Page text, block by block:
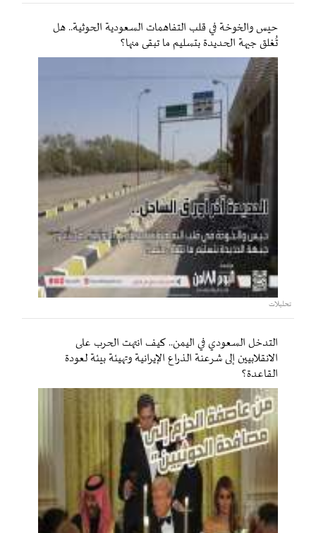
حيس والخوخة في قلب التفاهمات السعودية الحوثية.. هل
تُغلق جبهة الحديدة بتسليم ما تبقى منها؟
تحليلات
التدخل السعودي في اليمن.. كيف انتهت الحرب على
الانقلابيين إلى شرعنة الذراع الإيرانية وتهيئة بيئة لعودة
القاعدة؟